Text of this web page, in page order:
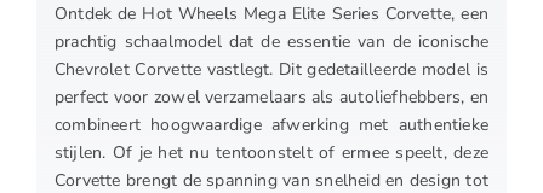
Ontdek de Hot Wheels Mega Elite Series Corvette, een
prachtig schaalmodel dat de essentie van de iconische
Chevrolet Corvette vastlegt. Dit gedetailleerde model is
perfect voor zowel verzamelaars als autoliefhebbers, en
combineert hoogwaardige afwerking met authentieke
stijlen. Of je het nu tentoonstelt of ermee speelt, deze
Corvette brengt de spanning van snelheid en design tot